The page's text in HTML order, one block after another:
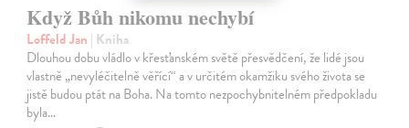
Když Bůh nikomu nechybí
Loffeld Jan | Kniha
Dlouhou dobu vládlo v křesťanském světě přesvědčení, že lidé jsou
vlastně „nevyléčitelně věřící“ a v určitém okamžiku svého života se
jistě budou ptát na Boha. Na tomto nezpochybnitelném předpokladu
byla…